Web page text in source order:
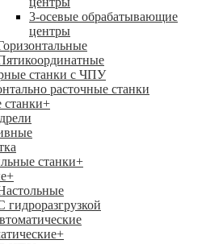
3-осевые обрабатывающие
центры
станки с ЧПУ
расточные станки
+
станки+
+
гидроразгрузкой
+